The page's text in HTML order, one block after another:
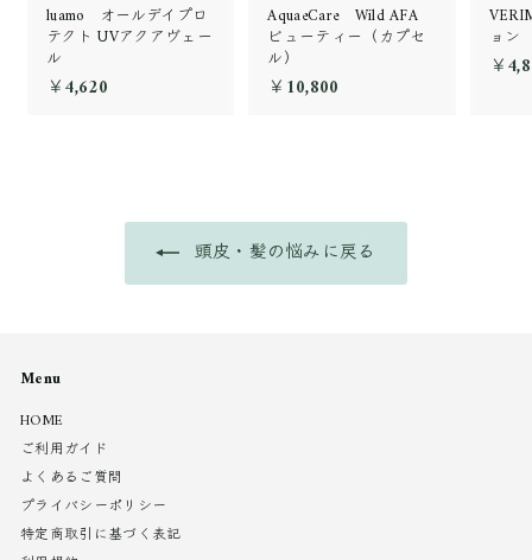
luamo オールデイプロ
テクト UVアクアヴェー
ル
￥4,620
AquaeCare Wild AFA
ビューティー（カプセ
ル）
￥10,800
0
ョン
￥
頭皮・髪の悩みに戻る
Menu
HOME
ご利用ガイド
よくあるご質問
プライバシーポリシー
特定商取引に基づく表記